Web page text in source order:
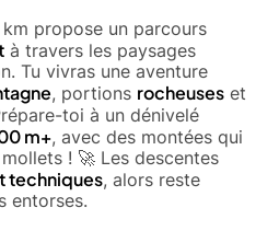
propose un parcours
à travers les paysages
Tu vivras une aventure
, portions rocheuses et
toi à un dénivelé
m+, avec des montées qui
! 🚀 Les descentes
techniques, alors reste
entorses.